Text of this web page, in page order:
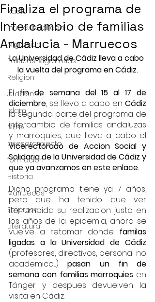
Radio
Interculturalidad
Migración
Políticas Migratorias
Religion
Judaismo
Islam
MENA
asesoramiento
formacion
Historia
Marruecos
Empresa
Literatura
Finaliza el programa de
Intercambio de familias
Andalucia - Marruecos
La Universidad de Cádiz lleva a cabo
la vuelta del programa en Cádiz.
El fin de semana del 15 al 17 de
diciembre, se llevo a cabo en
la segunda parte del programa de
intercambio de familias andaluzas
Vicerectorado de Accion Social y
Solidaria de la Universidad de Cádiz y
que ya avanzamos en este enlace.
Dicho programa tiene ya 7 años,
pero que ha tenido que ver
iterrumpida su realizacion justo en
los años de la epidemia, ahora se
vuelve a retomar donde familas
ligadas a la Universidad de Cádiz
(profesores, directivos, personal no
academico....) pasan un fin de
semana con familias marroquies en
Tánger y despues devuelven la
visita en Cádiz.